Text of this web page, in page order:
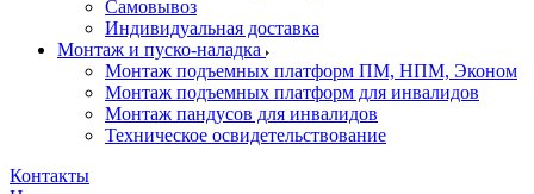
Самовывоз
Индивидуальная доставка
Монтаж и пуско-наладка
Монтаж подъемных платформ ПМ, НПМ, Эконом
Монтаж подъемных платформ для инвалидов
Монтаж пандусов для инвалидов
Техническое освидетельствование
Контакты